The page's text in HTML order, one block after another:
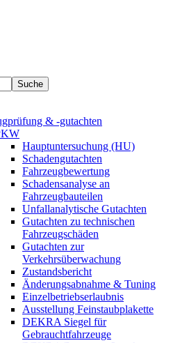
Suche
& -gutachten
Hauptuntersuchung (HU)
Schadengutachten
Fahrzeugbewertung
Schadensanalyse an
Fahrzeugbauteilen
Unfallanalytische Gutachten
Gutachten zu technischen
Fahrzeugschäden
Gutachten zur
Verkehrsüberwachung
Zustandsbericht
Änderungsabnahme & Tuning
Einzelbetriebserlaubnis
Ausstellung Feinstaubplakette
DEKRA Siegel für
Gebrauchtfahrzeuge